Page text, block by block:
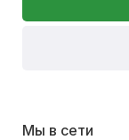
Мы в сети